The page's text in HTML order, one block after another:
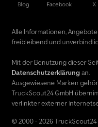
Blog Facebook X
Alle Informationen,
freibleibend und
Mit der Benutzung dieser
Datenschutzerklärung an.
Ausgewiesene Marken
TruckScout24 GmbH
verlinkter externer
© 2000 - 2026 TruckScout24